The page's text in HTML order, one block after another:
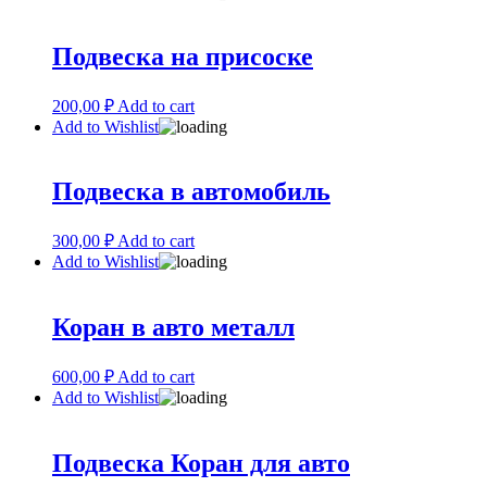
Подвеска на присоске
200,00 ₽ Add to cart
Add to Wishlist
Подвеска в автомобиль
300,00 ₽ Add to cart
Add to Wishlist
Коран в авто металл
600,00 ₽ Add to cart
Add to Wishlist
Подвеска Коран для авто